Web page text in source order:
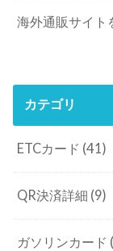
海外通販サイト
カテゴリ
ETCカード (41)
QR決済詳細 (9)
ガソリンカード